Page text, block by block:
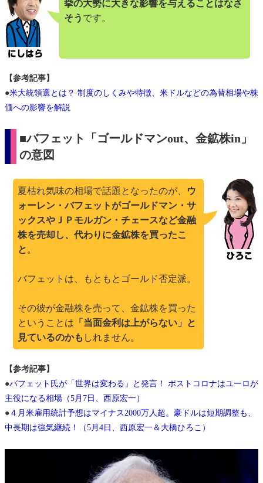
挙の大勢に大きな影響を与えることはなさ
そう です。
【参考記事】
●米大統領選とは？ 制度のしくみや特徴、米ドルなどの為替相場や株
価への影響を解説
■バフェット「ゴールドマンout、金鉱株in」
の意図
夏枯れ気味の相場で話題となったのが、
ウ
ォーレン・バフェットがゴールドマン・サ
ックスやＪＰモルガン・チェースなど金融
株を売却し、代わりに金鉱株を買ったこ
と 。
バフェットは、もともとゴールド否定派。
その彼が金融株を売って、金鉱株を買った
ということは 「当面金利は上がらない」と
見ているのかも しれません。
【参考記事】
●バフェット氏が「世界は変わる」と発言！ ポストコロナはユーロが
主役になる相場（5月7日、西原宏一）
● ４月米雇用統計予想はマイナス2000万人超。豪ドルは短期調整も、
中長期は強気継続！（5月4日、西原宏一＆大橋ひろこ）